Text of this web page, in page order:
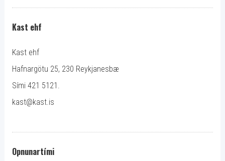
Kast ehf
Kast ehf
Hafnargötu 25, 230 Reykjanesbæ
Sími 421 5121.
kast@kast.is
Opnunartími